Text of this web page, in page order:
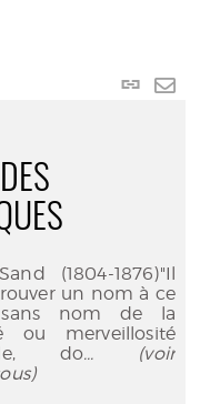
Lien
(1804-1876)"Il
un nom à ce
nom de la
ou merveillosité
do... (voir